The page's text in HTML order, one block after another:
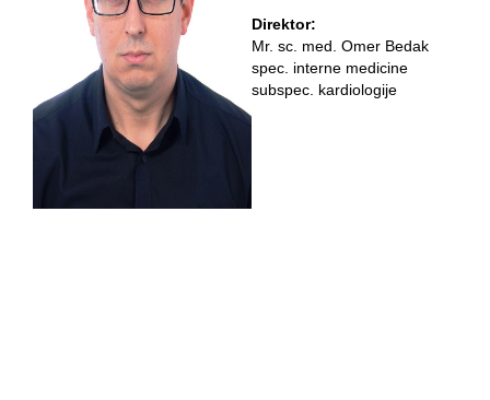
Direktor:
Mr. sc. med. Omer Bedak
spec. interne medicine
subspec. kardiologije